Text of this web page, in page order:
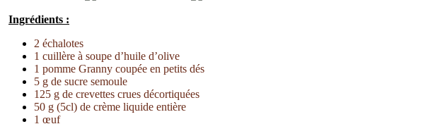
Ingrédients :
2 échalotes
1 cuillère à soupe d’huile d’olive
1 pomme Granny coupée en petits dés
5 g de sucre semoule
125 g de crevettes crues décortiquées
50 g (5cl) de crème liquide entière
1 œuf